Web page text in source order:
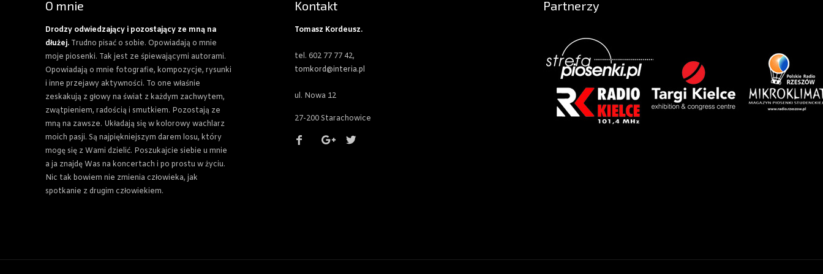
O mnie
Drodzy odwiedzający i pozostający ze mną na
dłużej. Trudno pisać o sobie. Opowiadają o mnie
moje piosenki. Tak jest ze śpiewającymi autorami.
Opowiadają o mnie fotografie, kompozycje, rysunki
i inne przejawy aktywności. To one właśnie
zeskakują z głowy na świat z każdym zachwytem,
zwątpieniem, radością i smutkiem. Pozostają ze
mną na zawsze. Układają się w kolorowy wachlarz
moich pasji. Są najpiękniejszym darem losu, który
mogę się z Wami dzielić. Poszukajcie siebie u mnie
a ja znajdę Was na koncertach i po prostu w życiu.
Nic tak bowiem nie zmienia człowieka, jak
spotkanie z drugim człowiekiem.
Kontakt
Tomasz Kordeusz.
tel. 602 77 77 42,
tomkord@interia.pl
ul. Nowa 12
27-200 Starachowice
Partnerzy